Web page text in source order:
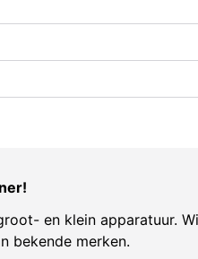
en klein apparatuur.
bekende merken.